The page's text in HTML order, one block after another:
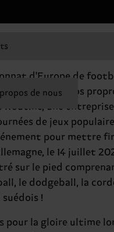
de nous
Games à
d'Europe de
organisé nos
Routine, une entreprise
de jeux
pour mettre
le 14 juillet
sur le pied
le dodgeball, la
!
pour la gloire ultime